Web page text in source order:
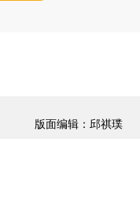
版面编辑：邱祺璞